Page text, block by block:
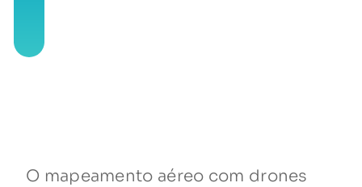
O mapeamento aéreo com drones